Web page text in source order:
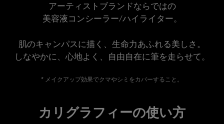
アーティストブランドならではの
美容液コンシーラー/ハイライター。
肌のキャンパスに描く、生命力あふれる美しさ。
しなやかに、心地よく、自由自在に筆を走らせて。
* メイクアップ効果でクマやシミをカバーすること。
カリグラフィー（特徴）（カルーセル）
コンテンツ「 カリグラフィーの使い方」
カリグラフィーの使い方